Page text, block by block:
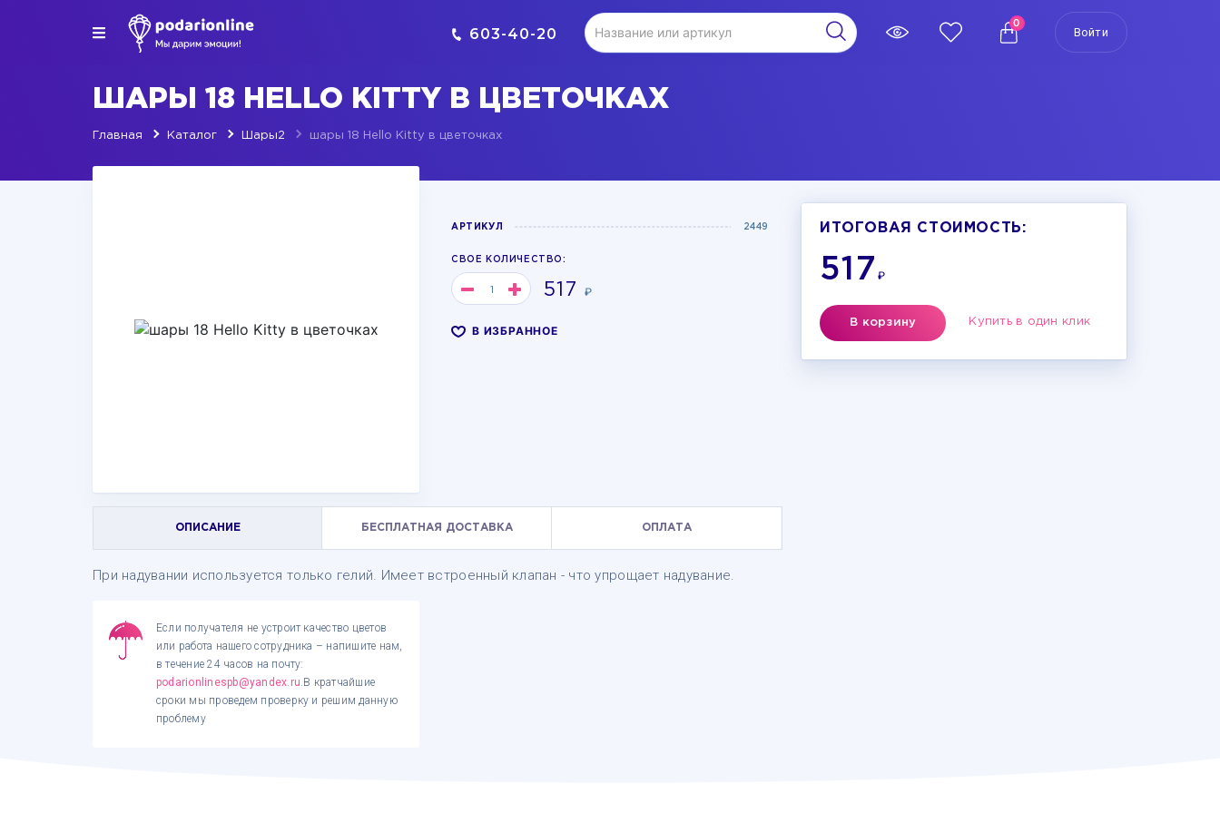
603-40-20
0
Войти
ШАРЫ 18 HELLO KITTY В ЦВЕТОЧКАХ
Главная Каталог Шары2 шары 18 Hello Kitty в цветочках
АРТИКУЛ 2449
СВОЕ КОЛИЧЕСТВО:
517₽
В ИЗБРАННОЕ
ОПИСАНИЕ БЕСПЛАТНАЯ ДОСТАВКА ОПЛАТА
При надувании используется только гелий. Имеет встроенный клапан - что упрощает надувание.
Если получателя не устроит качество цветов
или работа нашего сотрудника – напишите нам,
в течение 24 часов на почту:
podarionlinespb@yandex.ru.В кратчайшие
сроки мы проведем проверку и решим данную
проблему
ИТОГОВАЯ СТОИМОСТЬ:
517₽
В корзину Купить в один клик